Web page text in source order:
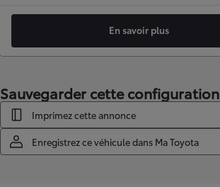
En savoir plus
Sauvegarder cette configuration
Imprimez cette annonce
Enregistrez ce véhicule dans Ma Toyota